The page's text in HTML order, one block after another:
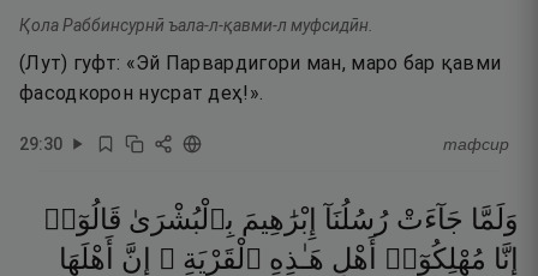
Қола Раббинсурнӣ ъала-л-қавми-л муфсидӣн.
(Лут) гуфт: «Эй Парвардигори ман, маро бар қавми
фасодкорон нусрат деҳ!».
29:30 тафсир
وَلَمَّا جَآءَتْ رُسُلُنَآ إِبْرَٰهِيمَ بِٱلْبُشْرَىٰ قَالُوٓا۟
إِنَّا مُهْلِكُوٓا۟ أَهْلِ هَـٰذِهِ ٱلْقَرْيَةِ ۖ إِنَّ
أَهْلَهَا